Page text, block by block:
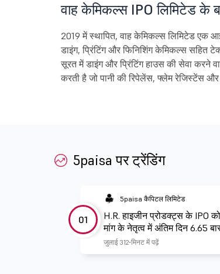
वाह केमिकल्स IPO लिमिटेड के
2019 में स्थापित, वाह केमिकल्स लिमिटेड एक
डाइंग, प्रिंटिंग और फिनिशिंग केमिकल्स सहित
सूरत में डाइंग और प्रिंटिंग हाउस की सेवा करने
करती है जो पानी की रिपेलेंस, फ्लेम रेजिस्टेंस
5paisa पर ट्रेंडिंग
01
5paisa कैपिटल लिमिटेड
H.R. हाइजीन प्रोडक्ट्स के IPO
मांग के नेतृत्व में अंतिम दिन 6.65
सब्सक्राइब किया गया
जुलाई 312 मिनट में पढ़ें